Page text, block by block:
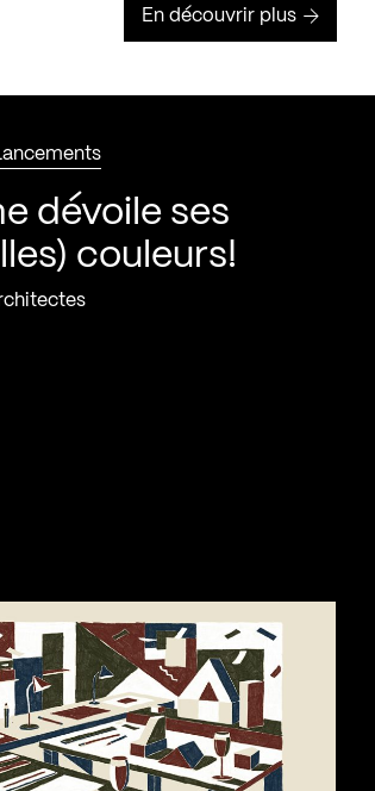
En découvrir plus
dévoile ses
couleurs!